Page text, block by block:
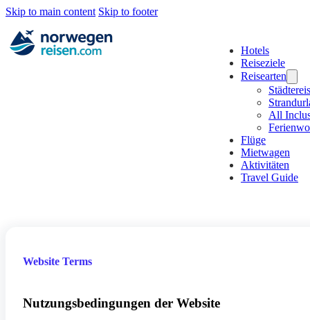
Skip to main content Skip to footer
Hotels
Reiseziele
Reisearten
All
Flüge
Mietwagen
Aktivitäten
Travel Guide
Website Terms
Nutzungsbedingungen der Website